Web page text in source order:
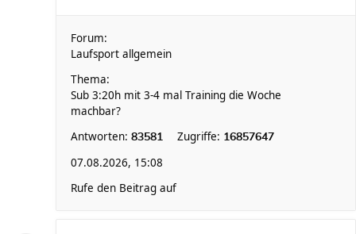
Forum:
Laufsport allgemein
Thema:
Sub 3:20h mit 3-4 mal Training die Woche
machbar?
Antworten: 83581 Zugriffe: 16857647
07.08.2026, 15:08
Rufe den Beitrag auf